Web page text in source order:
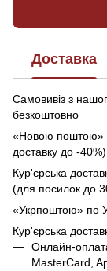
Доставка
Самовивіз з
безкоштовно
«Новою поштою»
доставку до -40%)
Кур'єрська
(для посилок до
«Укрпоштою» по
Кур'єрська
Онлайн-
MasterCard,